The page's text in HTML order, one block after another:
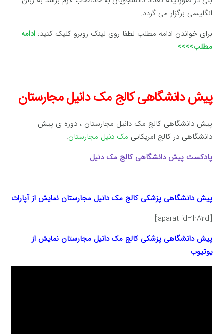
انگلیسی برگزار می گردد.
برای خواندن ادامه مطلب لطفا روی لینک روبرو کلیک کنید:ادامه
مطلب>>>>
پیش دانشگاهی کالج مک دانیل مجارستان
پیش دانشگاهی کالج مک دانیل مجارستان ، دوره ی پیش
دانشگاهی در کالج امریکایی مک دنیل مجارستان.
پادکست پیش دانشگاهی کالج مک دنیل
پیش دانشگاهی پزشکی کالج مک دانیل مجارستان نمایش از آپارات
[aparat id=’hA2di’]
پیش دانشگاهی پزشکی کالج مک دانیل مجارستان نمایش از
یوتیوب